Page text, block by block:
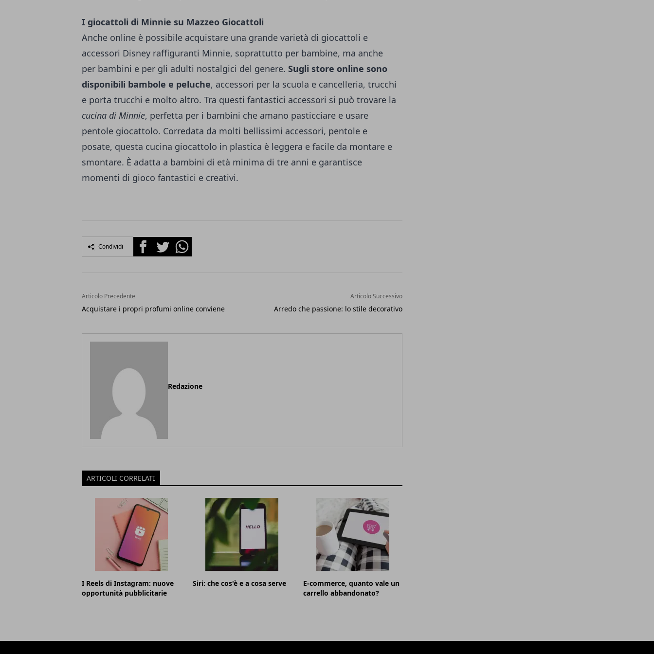
I giocattoli di Minnie su Mazzeo Giocattoli
Anche online è possibile acquistare una grande varietà di giocattoli e
accessori Disney raffiguranti Minnie, soprattutto per bambine, ma anche
per bambini e per gli adulti nostalgici del genere. Sugli store online sono
disponibili bambole e peluche, accessori per la scuola e cancelleria, trucchi
e porta trucchi e molto altro. Tra questi fantastici accessori si può trovare la
cucina di Minnie, perfetta per i bambini che amano pasticciare e usare
pentole giocattolo. Corredata da molti bellissimi accessori, pentole e
posate, questa cucina giocattolo in plastica è leggera e facile da montare e
smontare. È adatta a bambini di età minima di tre anni e garantisce
momenti di gioco fantastici e creativi.
Condividi FacebookTwitterWhatsapp
Articolo Precedente
Acquistare i propri profumi online conviene
Articolo Successivo
Arredo che passione: lo stile decorativo
Redazione
ARTICOLI CORRELATI
I Reels di Instagram: nuove
opportunità pubblicitarie
Siri: che cos'è e a cosa serve
E-commerce, quanto vale un
carrello abbandonato?